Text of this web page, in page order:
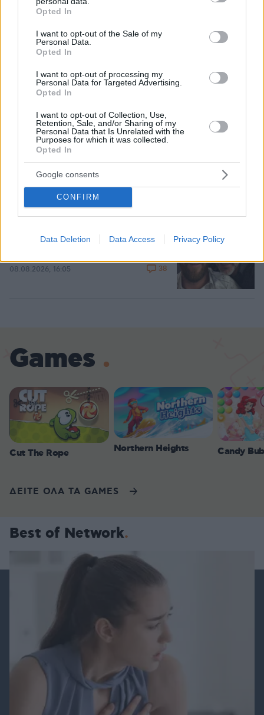
grant or deny consent to Google and its third-party tags to
use your data for below specified purposes in below Google
consent section.
Opted In
I want to opt-out of the Sale of my
Personal Data.
Opted In
I want to opt-out of processing my
Personal Data for Targeted Advertising.
Opted In
I want to opt-out of Collection, Use,
Retention, Sale, and/or Sharing of my
Personal Data that Is Unrelated with the
Purposes for which it was collected.
Opted In
Google consents
CONFIRM
Data Deletion Data Access Privacy Policy
Συνετρίβη πυροσβεστικό ελικόπτερο
πυρκαγιά στη Γιούτα
08.08.2026, 09:34
Συνέντευξη ποταμός του Χάντερ
Μπάιντεν: Ο πατέρας μου έχει
μεταστάσεις στα οστά - Έπινα 4 λίτρα
βότκα τη μέρα, κάπνιζα κρακ κάθε 15
λεπτά
08.08.2026, 14:25
Θρήνος για τον Μέσι: Πέθανε στα 68
Υπήρξε ο μέντορας και ατζέντης του
08.08.2026, 16:05 38
Games
Cut The Rope Northern Heights Candy
ΔΕΙΤΕ ΟΛΑ ΤΑ GAMES
Best of Network